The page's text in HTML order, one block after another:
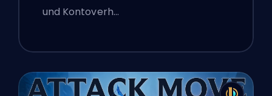
und Kontoverh…